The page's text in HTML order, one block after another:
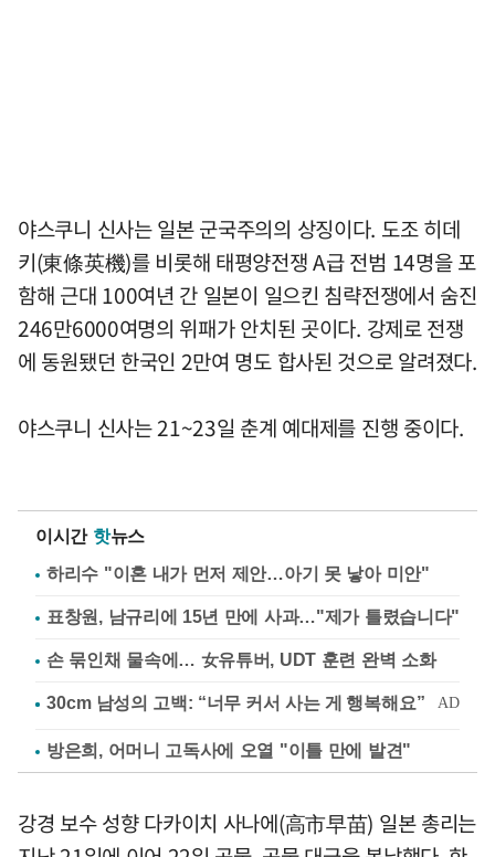
야스쿠니 신사는 일본 군국주의의 상징이다. 도조 히데
키(東條英機)를 비롯해 태평양전쟁 A급 전범 14명을 포
함해 근대 100여년 간 일본이 일으킨 침략전쟁에서 숨진
246만6000여명의 위패가 안치된 곳이다. 강제로 전쟁
에 동원됐던 한국인 2만여 명도 합사된 것으로 알려졌다.
야스쿠니 신사는 21~23일 춘계 예대제를 진행 중이다.
이시간 핫뉴스
하리수 "이혼 내가 먼저 제안…아기 못 낳아 미안"
표창원, 남규리에 15년 만에 사과…"제가 틀렸습니다"
손 묶인채 물속에… 女유튜버, UDT 훈련 완벽 소화
방은희, 어머니 고독사에 오열 "이틀 만에 발견"
강경 보수 성향 다카이치 사나에(高市早苗) 일본 총리는